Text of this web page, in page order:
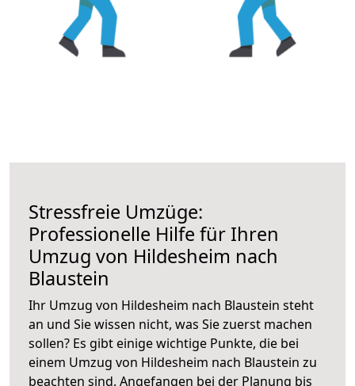
Stressfreie Umzüge:
Professionelle Hilfe für Ihren
Umzug von Hildesheim nach
Blaustein
Ihr Umzug von Hildesheim nach Blaustein steht
an und Sie wissen nicht, was Sie zuerst machen
sollen? Es gibt einige wichtige Punkte, die bei
einem Umzug von Hildesheim nach Blaustein zu
beachten sind. Angefangen bei der Planung bis